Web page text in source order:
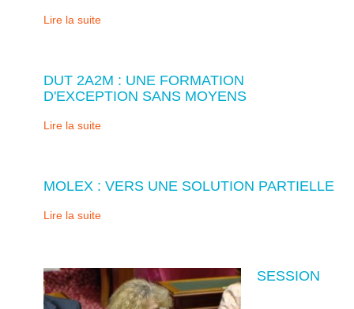
Lire la suite
DUT 2A2M : UNE FORMATION
D'EXCEPTION SANS MOYENS
Lire la suite
MOLEX : VERS UNE SOLUTION PARTIELLE
Lire la suite
SESSION